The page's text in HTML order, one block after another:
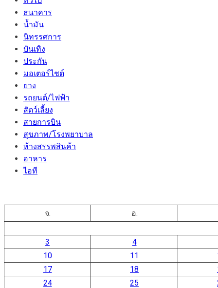
ธนาคาร
น้ำมัน
นิทรรศการ
บันเทิง
ประกัน
มอเตอร์ไชต์
ยาง
รถยนต์/ไฟฟ้า
สัตว์เลี้ยง
สายการบิน
สุขภาพ/โรงพยาบาล
ห้างสรรพสินค้า
อาหาร
ไอที
จ. อ.
3
4
10
11
17
18
24
25